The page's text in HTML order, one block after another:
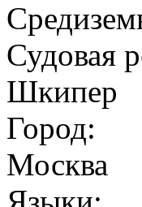
Судовая
Шкипер
Город:
Москва